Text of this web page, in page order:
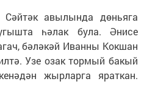
Сәйтәк авылында дөньяга
һәлак була. Әнисе
бәләкәй Иванны Кокшан
Узе озак тормый бакый
жырларга яраткан.